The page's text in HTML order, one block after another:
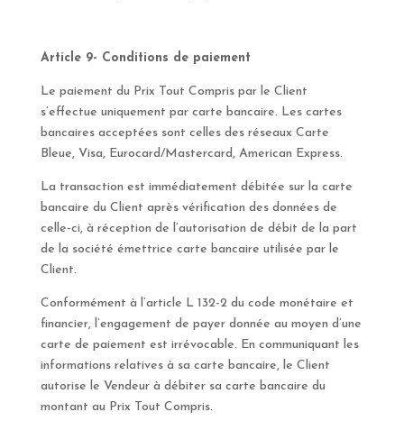
Article 9- Conditions de paiement
Le paiement du Prix Tout Compris par le Client
s’effectue uniquement par carte bancaire. Les cartes
bancaires acceptées sont celles des réseaux Carte
Bleue, Visa, Eurocard/Mastercard, American Express.
La transaction est immédiatement débitée sur la carte
bancaire du Client après vérification des données de
celle-ci, à réception de l’autorisation de débit de la part
de la société émettrice carte bancaire utilisée par le
Client.
Conformément à l’article L 132-2 du code monétaire et
financier, l’engagement de payer donnée au moyen d’une
carte de paiement est irrévocable. En communiquant les
informations relatives à sa carte bancaire, le Client
autorise le Vendeur à débiter sa carte bancaire du
montant au Prix Tout Compris.